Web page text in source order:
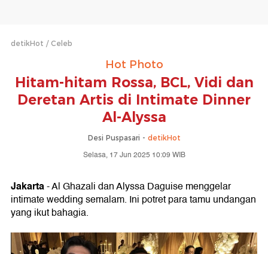
detikHot Celeb
Hot Photo
Hitam-hitam Rossa, BCL, Vidi dan
Deretan Artis di Intimate Dinner
Al-Alyssa
Desi Puspasari - detikHot
Selasa, 17 Jun 2025 10:09 WIB
Jakarta- Al Ghazali dan Alyssa Daguise menggelar
intimate wedding semalam. Ini potret para tamu undangan
yang ikut bahagia.